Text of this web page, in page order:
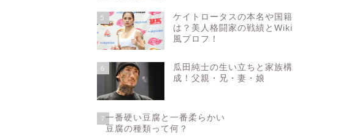
5
ケイトロータスの本名や国籍
は？美人格闘家の戦績とWiki
風プロフ！
6
瓜田純士の生い立ちと家族構
成！父親・兄・妻・娘
7一番硬い豆腐と一番柔らかい
豆腐の種類って何？